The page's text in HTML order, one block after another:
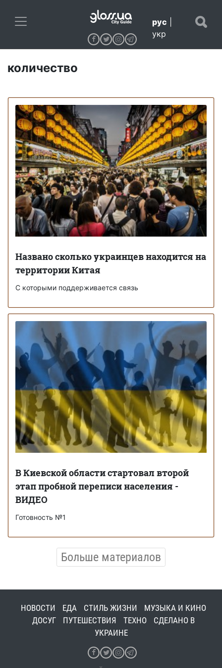
рус
укр
количество
Названо сколько украинцев находится на
территории Китая
С которыми поддерживается связь
В Киевской области стартовал второй
этап пробной переписи населения -
ВИДЕО
Готовность №1
Больше материалов
НОВОСТИ ЕДА СТИЛЬ ЖИЗНИ
МУЗЫКА И КИНО
ДОСУГ
ПУТЕШЕСТВИЯ ТЕХНО
СДЕЛАНО В
УКРАИНЕ